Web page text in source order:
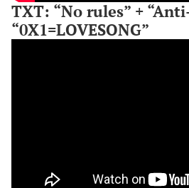
TXT: “No rules” +
“0X1=LOVESONG”